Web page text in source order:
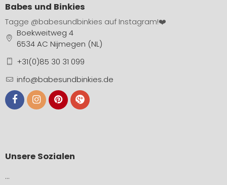
Babes und Binkies
Tagge @babesundbinkies auf Instagram!❤️
Boekweitweg 4
6534 AC Nijmegen (NL)
+31(0)85 30 31 099
info@babesundbinkies.de
Unsere Sozialen
…